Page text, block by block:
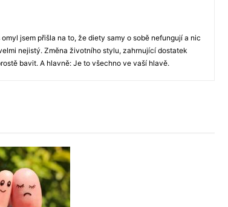
jsem přišla na to, že diety samy o sobě nefungují a nic
nejistý. Změna životního stylu, zahrnující dostatek
bavit. A hlavně: Je to všechno ve vaší hlavě.